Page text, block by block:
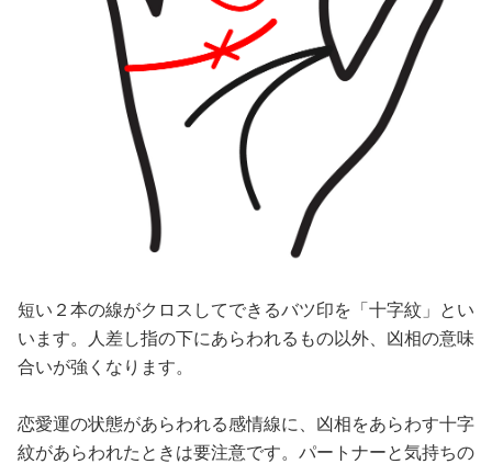
短い２本の線がクロスしてできるバツ印を「十字紋」とい
います。人差し指の下にあらわれるもの以外、凶相の意味
合いが強くなります。
恋愛運の状態があらわれる感情線に、凶相をあらわす十字
紋があらわれたときは要注意です。パートナーと気持ちの